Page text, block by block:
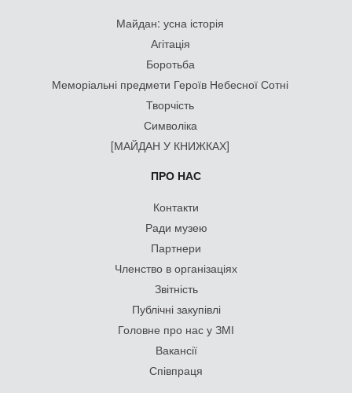
Майдан: усна історія
Агітація
Боротьба
Меморіальні предмети Героїв Небесної Сотні
Творчість
Символіка
[МАЙДАН У КНИЖКАХ]
ПРО НАС
Контакти
Ради музею
Партнери
Членство в організаціях
Звітність
Публічні закупівлі
Головне про нас у ЗМІ
Вакансії
Співпраця